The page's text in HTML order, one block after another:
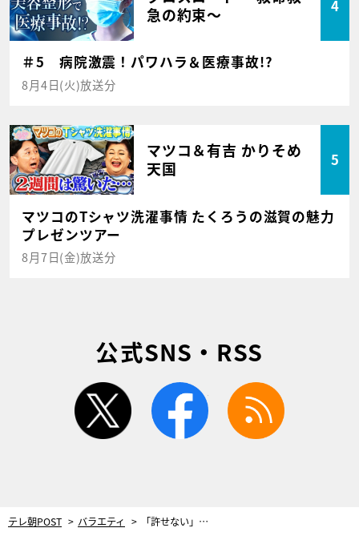
急の約束～
4
＃5 病院激震！パワハラ＆医療事故!?
8月4日(火)放送分
マツコ＆有吉 かりそめ
天国
5
マツコのTシャツ洗濯事情 たくろうの滋賀の魅力
プレゼンツアー
8月7日(金)放送分
公式SNS・RSS
twitter facebook
テレ朝POST バラエティ 「許せない」元プラス・マイナス兼光が“解散騒動の本音”を初告白！衝撃の裏側にMCタジタジ